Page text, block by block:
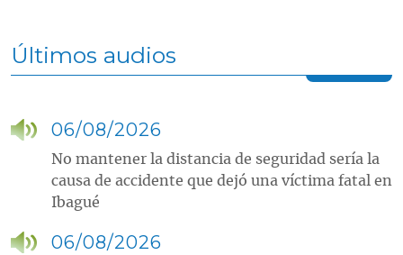
Últimos audios
06/08/2026
No mantener la distancia de seguridad sería la
causa de accidente que dejó una víctima fatal en
Ibagué
06/08/2026